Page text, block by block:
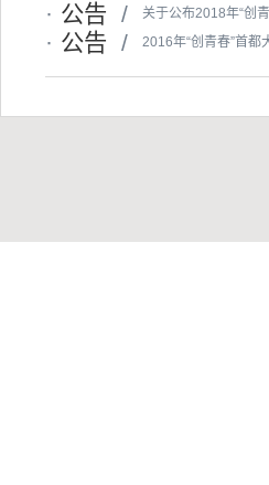
· 公告 / 关于公布2018年“创
· 公告 / 2016年“创青春”首都